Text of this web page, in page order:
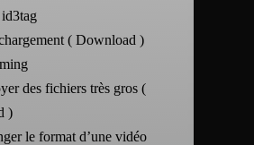
( Download )
des fichiers très gros (
)
le format d’une vidéo